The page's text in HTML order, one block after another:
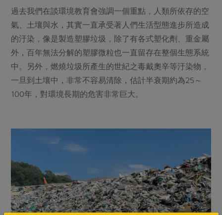
過去我們在談環境教育會強調一個重點，人類所依存的空
氣、土壤與水，其實一直承受著人們生活型態進步所造成
的汙染，像是製造塑膠垃圾，除了有各式塑化劑、重金屬
外，百年無法分解的塑膠微粒也一直留存在整個生態系統
中。另外，燃燒垃圾所產生的世紀之毒戴奧辛等汙染物，
一旦到土壤中，非常不容易清除，估計半衰期約為25～
100年，對環境長期的危害非常巨大。